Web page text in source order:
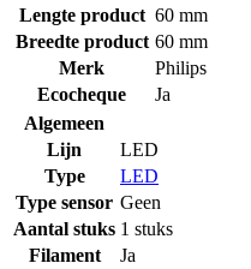
Lengte product 60 mm
Breedte product 60 mm
Merk
Philips
Ecocheque
Ja
Algemeen
Lijn
LED
Type
LED
Type sensor Geen
Aantal stuks 1 stuks
Filament
Ja